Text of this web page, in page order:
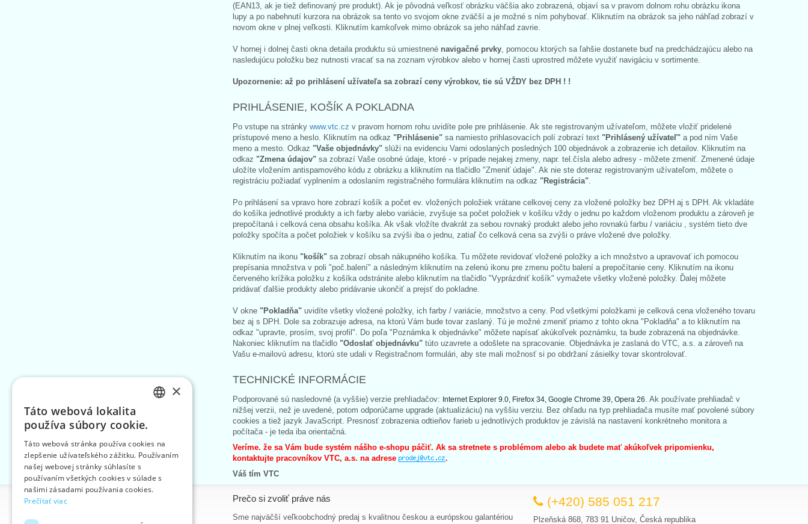
(EAN13, ak je tiež definovaný pre produkt). Ak je pôvodná veľkosť obrázku väčšia ako zobrazená, objaví sa v pravom dolnom rohu obrázku ikona
lupy a po nabehnutí kurzora na obrázok sa tento vo svojom okne zväčší a je možné s ním pohybovať. Kliknutím na obrázok sa jeho náhľad zobrazí v
novom okne v plnej veľkosti. Kliknutím kamkoľvek mimo obrázok sa jeho náhľad zavrie.
V hornej i dolnej časti okna detaila produktu sú umiestnené navigačné prvky , pomocou ktorých sa ľahšie dostanete buď na predchádzajúcu alebo na
nasledujúcu položku bez nutnosti vracať sa na zoznam výrobkov alebo v hornej časti uprostred môžete využiť navigáciu v sortimente.
Upozornenie: až po prihlásení užívateľa sa zobrazí ceny výrobkov, tie sú VŽDY bez DPH ! !
PRIHLÁSENIE, KOŠÍK A POKLADNA
Po vstupe na stránky www.vtc.cz v pravom hornom rohu uvidíte pole pre prihlásenie. Ak ste registrovaným užívateľom, môžete vložiť pridelené
prístupové meno a heslo. Kliknutím na odkaz "Prihlásenie" sa namiesto prihlasovacích polí zobrazí text "Prihlásený užívateľ" a pod ním Vaše
meno a mesto. Odkaz "Vaše objednávky" slúži na evidenciu Vami odoslaných posledných 100 objednávok a zobrazenie ich detailov. Kliknutím na
odkaz "Zmena údajov" sa zobrazí Vaše osobné údaje, ktoré - v prípade nejakej zmeny, napr. tel.čísla alebo adresy - môžete zmeniť. Zmenené údaje
uložíte vložením antispamového kódu z obrázku a kliknutím na tlačidlo "Zmeniť údaje". Ak nie ste doteraz registrovaným užívateľom, môžete o
registráciu požiadať vyplnením a odoslaním registračného formulára kliknutím na odkaz "Registrácia"
Po prihlásení sa vpravo hore zobrazí košík a počet ev. vložených položiek vrátane celkovej ceny za vložené položky bez DPH aj s DPH. Ak vkladáte
do košíka jednotlivé produkty a ich farby alebo variácie, zvyšuje sa počet položiek v košíku vždy o jednu po každom vloženom produktu a zároveň je
prepočítaná i celková cena obsahu košíka. Ak však vložíte dvakrát za sebou rovnaký produkt alebo jeho rovnakú farbu / variáciu , systém tieto dve
položky spočíta a počet položiek v košíku sa zvýši iba o jednu, zatiaľ čo celková cena sa zvýši o práve vložené dve položky.
Kliknutím na ikonu "košík" sa zobrazí obsah nákupného košíka. Tu môžete revidovať vložené položky a ich množstvo a upravovať ich pomocou
prepísania množstva v poli "poč.balení" a následným kliknutím na zelenú ikonu pre zmenu počtu balení a prepočítanie ceny. Kliknutím na ikonu
červeného krížika položku z košíka odstránite alebo kliknutím na tlačidlo "Vyprázdniť košík" vymažete všetky vložené položky. Ďalej môžete
pridávať ďalšie produkty alebo pridávanie ukončiť a prejsť do pokladne.
V okne "Pokladňa" uvidíte všetky vložené položky, ich farby / variácie, množstvo a ceny. Pod všetkými položkami je celková cena vloženého tovaru
bez aj s DPH. Dole sa zobrazuje adresa, na ktorú Vám bude tovar zaslaný. Tú je možné zmeniť priamo z tohto okna "Pokladňa" a to kliknutím na
odkaz "upravte, prosím, svoj profil". Do poľa "Poznámka k objednávke" môžete napísať akúkoľvek poznámku, ta bude zobrazená na objednávke.
Nakoniec kliknutím na tlačidlo "Odoslať objednávku" túto uzavrete a odošlete na spracovanie. Objednávka je zaslaná do VTC, a.s. a zároveň na
Vašu e-mailovú adresu, ktorú ste udali v Registračnom formulári, aby ste mali možnosť si po obdržaní zásielky tovar skontrolovať.
TECHNICKÉ INFORMÁCIE
Podporované sú nasledovné (a vyššie) verzie prehliadačov: Internet Explorer 9.0, Firefox 34, Google Chrome 39, Opera 26 . Ak používate prehliadač v
nižšej verzii, než je uvedené, potom odporúčame upgrade (aktualizáciu) na vyššiu verziu. Bez ohľadu na typ prehliadača musíte mať povolené súbory
cookies a tiež jazyk JavaScript. Presnosť zobrazenia odtieňov farieb u jednotlivých produktov je závislá na nastavení konkrétneho monitora a
počítača - je teda iba orientačná.
Veríme. že sa Vám bude systém nášho e-shopu páčiť. Ak sa stretnete s problémom alebo ak budete mať akúkoľvek pripomienku,
kontaktujte pracovníkov VTC, a.s. na adrese
.
Váš tím VTC
Informácie Prečo si zvoliť práve nás
Sme najväčší veľkoobchodný predaj s kvalitnou českou a európskou galantériou
(+420) 585 051 217
Plzeňská 868, 783 91 Uničov, Česká republika
ENGLISH
GERMAN
×
Táto webová lokalita
používa súbory cookie.
Táto webová stránka používa cookies na
zlepšenie užívateľského zážitku. Používaním
našej webovej stránky súhlasíte s
používaním všetkých cookies v súlade s
našimi zásadami používania cookies.
Prečítať viac